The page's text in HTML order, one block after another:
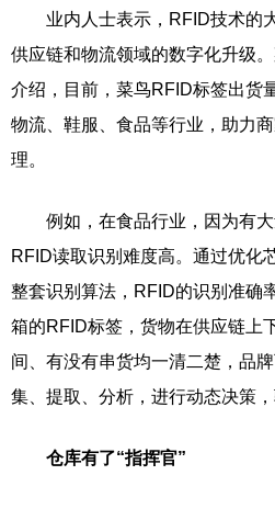
业内人士表示，RFID技术的
供应链和物流领域的数字化升级
介绍，目前，菜鸟RFID标签出货
物流、鞋服、食品等行业，助力
理。
例如，在食品行业，因为有大
RFID读取识别难度高。通过优化
整套识别算法，RFID的识别准确
箱的RFID标签，货物在供应链上
间、有没有串货均一清二楚，品
集、提取、分析，进行动态决策，
仓库有了“指挥官”